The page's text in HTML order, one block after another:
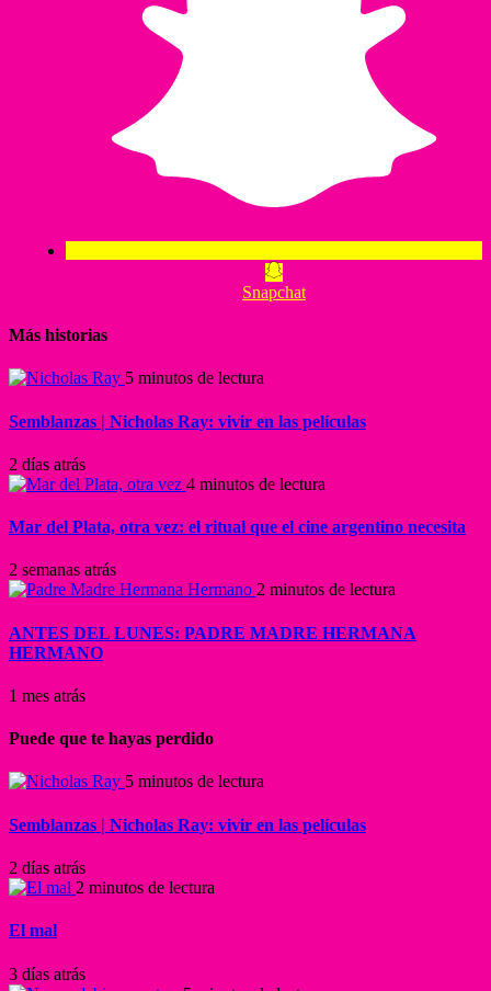
Snapchat
Más historias
5 minutos de lectura
Semblanzas | Nicholas Ray: vivir en las películas
2 días atrás
4 minutos de lectura
Mar del Plata, otra vez: el ritual que el cine argentino necesita
2 semanas atrás
2 minutos de lectura
ANTES DEL LUNES: PADRE MADRE HERMANA
HERMANO
1 mes atrás
Puede que te hayas perdido
5 minutos de lectura
Semblanzas | Nicholas Ray: vivir en las películas
2 días atrás
2 minutos de lectura
El mal
3 días atrás